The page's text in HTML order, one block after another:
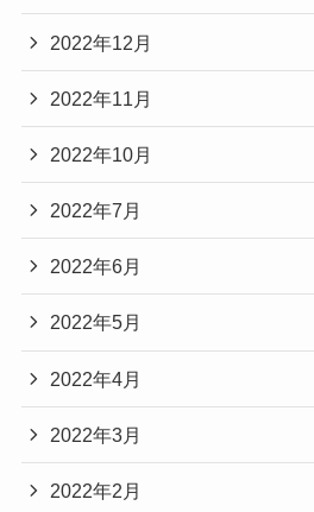
2022年12月
2022年11月
2022年10月
2022年7月
2022年6月
2022年5月
2022年4月
2022年3月
2022年2月